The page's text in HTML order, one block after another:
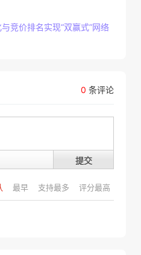
竞价排名实现“双赢式”网络
0 条评论
提交
最早 支持最多 评分最高